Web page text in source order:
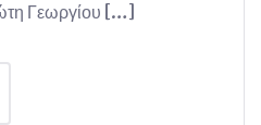
Γεωργίου […]